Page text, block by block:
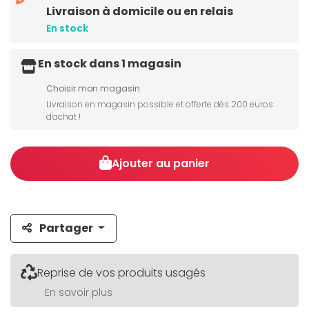
Livraison à domicile ou en relais
En stock
En stock dans 1 magasin
Choisir mon magasin
Livraison en magasin possible et offerte dès 200 euros
d'achat !
Ajouter au panier
Partager
Reprise de vos produits usagés
En savoir plus